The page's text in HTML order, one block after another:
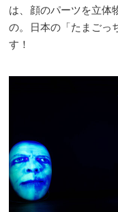
は、顔のパーツを立体
の。日本の「たまごっ
す！